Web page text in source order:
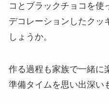
コとブラックチョコを使
デコレーションしたクッ
しょうか。
作る過程も家族で一緒に
準備タイムを思い出深い